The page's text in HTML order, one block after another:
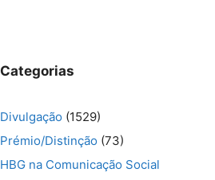
Categorias
Divulgação (1529)
Prémio/Distinção (73)
HBG na Comunicação Social